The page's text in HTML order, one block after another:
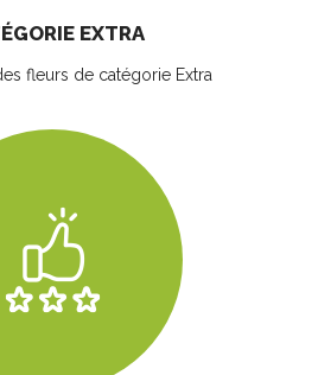
EXTRA
fleurs de catégorie Extra